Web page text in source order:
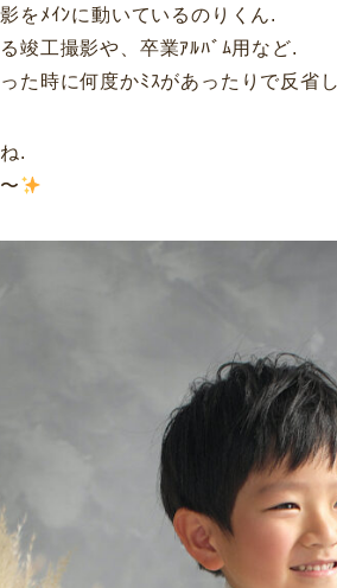
をﾒｲﾝに動いているのりくん.
竣工撮影や、卒業ｱﾙﾊﾞﾑ用など.
た時に何度かﾐｽがあったりで反省
.